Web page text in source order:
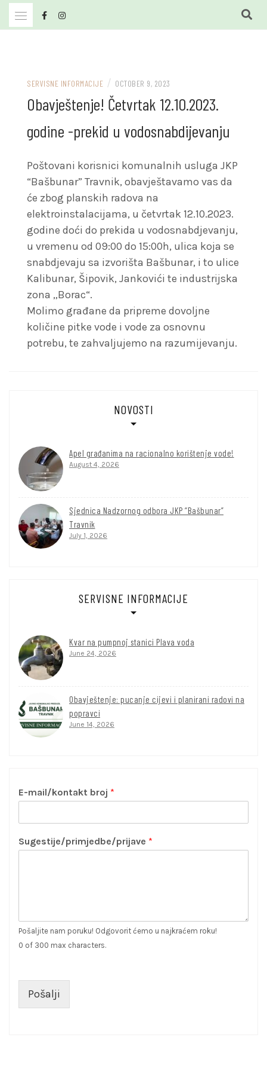
Skip
SERVISNE INFORMACIJE / OCTOBER 9, 2023
Obavještenje! Četvrtak 12.10.2023.
godine -prekid u vodosnabdijevanju
Poštovani korisnici komunalnih usluga JKP
“Bašbunar” Travnik, obavještavamo vas da
će zbog planskih radova na
elektroinstalacijama, u četvrtak 12.10.2023.
godine doći do prekida u vodosnabdjevanju,
u vremenu od 09:00 do 15:00h, ulica koja se
snabdjevaju sa izvorišta Bašbunar, i to ulice
Kalibunar, Šipovik, Jankovići te industrijska
zona „Borac“.
Molimo građane da pripreme dovoljne
količine pitke vode i vode za osnovnu
potrebu, te zahvaljujemo na razumijevanju.
NOVOSTI
Apel građanima na racionalno korištenje vode!
August 4, 2026
Sjednica Nadzornog odbora JKP “Bašbunar”
Travnik
July 1, 2026
SERVISNE INFORMACIJE
Kvar na pumpnoj stanici Plava voda
June 24, 2026
Obavještenje: pucanje cijevi i planirani radovi na
popravci
June 14, 2026
E-mail/kontakt broj *
Sugestije/primjedbe/prijave *
Pošaljite nam poruku! Odgovorit ćemo u najkraćem roku!
0 of 300 max characters.
Pošalji